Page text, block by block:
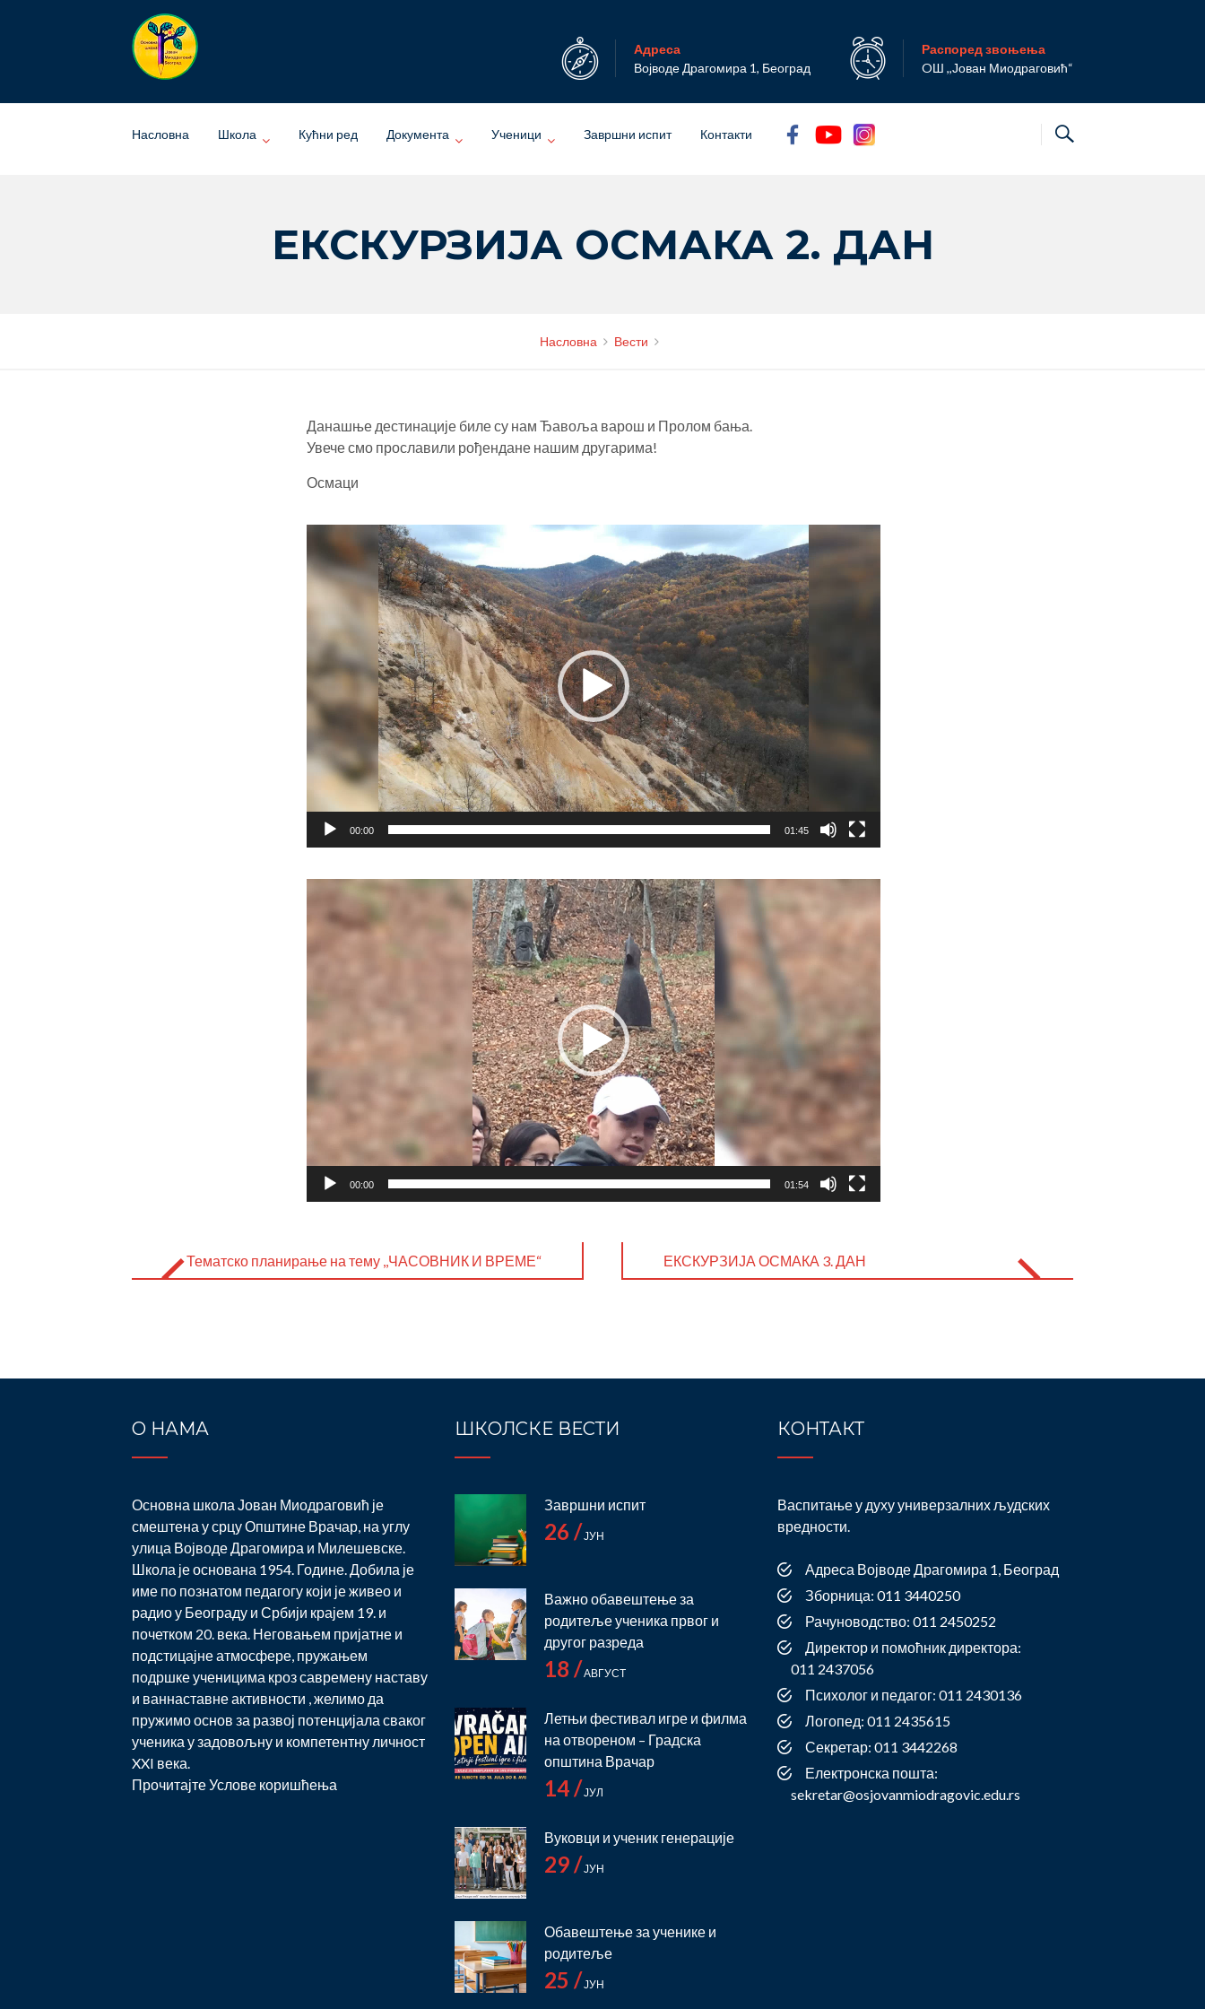
Адреса
Војводе Драгомира 1, Београд
Распоред звоњења
OШ ,,Јован Миодраговић“
Насловна Школа Кућни ред Документа Ученици Завршни испит Контакти
ЕКСКУРЗИЈА ОСМАКА 2. ДАН
Насловна Вести
Данашње дестинације биле су нам Ђавоља варош и Пролом бања.
Увече смо прославили рођендане нашим другарима!
Осмаци
видео
записа
00:00 01:45
видео
записа
00:00 01:54
navigationТематско планирање на тему ,,ЧАСОВНИК И ВРЕМЕ“ ЕКСКУРЗИЈА ОСМАКА 3. ДАН
О НАМА
Основна школа Јован Миодраговић је
смештена у срцу Општине Врачар, на углу
улица Војводе Драгомира и Милешевске.
Школа је основана 1954. Године. Добила је
име по познатом педагогу који је живео и
радио у Београду и Србији крајем 19. и
почетком 20. века. Неговањем пријатне и
подстицајне атмосфере, пружањем
подршке ученицима кроз савремену наставу
и ваннаставне активности , желимо да
пружимо основ за развој потенцијала сваког
ученика у задовољну и компетентну личност
XXI века.
ПрочитајтеУслове коришћења
ШКОЛСКЕ ВЕСТИ
Завршни испит
26 /ЈУН
Важно обавештење за
родитеље ученика првог и
другог разреда
18 /АВГУСТ
Летњи фестивал игре и филма
на отвореном – Градска
општина Врачар
14 /ЈУЛ
Вуковци и ученик генерације
29 /ЈУН
Обавештење за ученике и
родитеље
25 /ЈУН
КОНТАКТ
Васпитање у духу универзалних људских
вредности.
Адреса Војводе Драгомира 1, Београд
Зборница: 011 3440250
Рачуноводство: 011 2450252
Директор и помоћник директора:
011 2437056
Психолог и педагог: 011 2430136
Логопед: 011 2435615
Секретар: 011 3442268
Електронска пошта:
sekretar@osjovanmiodragovic.edu.rs